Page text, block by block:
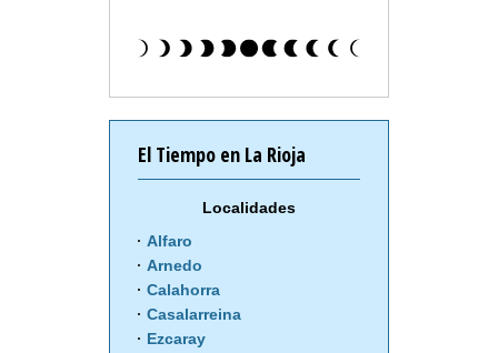
El Tiempo en La Rioja
Localidades
Alfaro
Arnedo
Calahorra
Casalarreina
Ezcaray